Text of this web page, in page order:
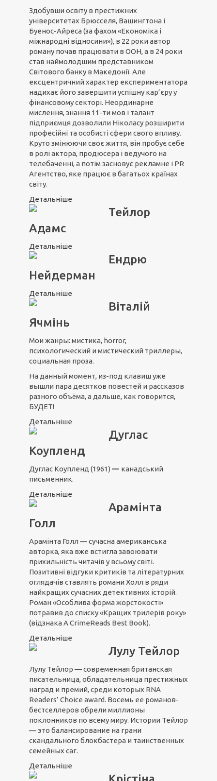
Здобувши освіту в престижних
університетах Брюсселя, Вашингтона і
Буенос-Айреса (за фахом «Економіка і
міжнародні відносини»), в 22 роки автор
роману почав працювати в ООН, а в 24 роки
став наймолодшим представником
Світового банку в Македонії. Але
ексцентричний характер експериментатора
надихає його завершити успішну кар’єру у
фінансовому секторі. Неординарне
мислення, знання 11-ти мов і талант
підприємця дозволили Ніколасу розширити
професійні та особисті сфери свого впливу.
Круто змінюючи своє життя, він пробує себе
в ролі актора, продюсера і ведучого на
телебаченні, а потім засновує рекламне і PR
Агентство, яке працює в багатьох країнах
світу.
Детальніше
Тейлор
Адамс
Детальніше
Ендрю
Нейдерман
Детальніше
Віталій
Ячмінь
Мои жанры: мистика, horror,
психологический и мистический триллеры,
социальная проза.
На данный момент, из-под клавиш уже
вышли пара десятков повестей и рассказов
разного объёма, а дальше, как говорится,
БУДЕТ!
Детальніше
Дуглас
Коупленд
Дуглас Коупленд (1961) — канадський
письменник.
Детальніше
Арамінта
Голл
Арамінта Голл — сучасна американська
авторка, яка вже встигла завоювати
прихильність читачів у всьому світі.
Позитивні відгуки критиків та літературних
оглядачів ставлять романи Холл в ряди
найкращих сучасних детективних історій.
Роман «Особлива форма жорстокості»
потравив до списку «Кращих трилерів року»
(відзнака A CrimeReads Best Book).
Детальніше
Лулу Тейлор
Лулу Тейлор — современная британская
писательница, обладательница престижных
наград и премий, среди которых RNA
Readers’ Choice award. Восемь ее романов-
бестселлеров обрели миллионы
поклонников по всему миру. Истории Тейлор
— это балансирование на грани
скандального блокбастера и таинственных
семейных саг.
Детальніше